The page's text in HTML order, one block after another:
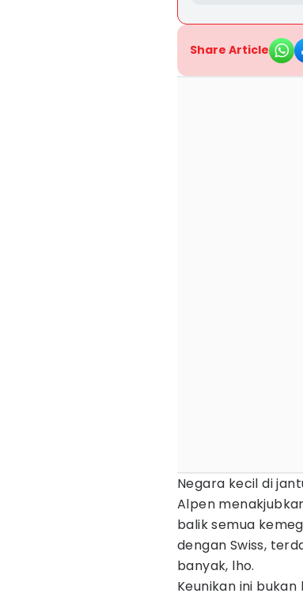
Share Article
Negara kecil di
Alpen
balik semua
dengan Swiss,
banyak, lho.
Keunikan ini